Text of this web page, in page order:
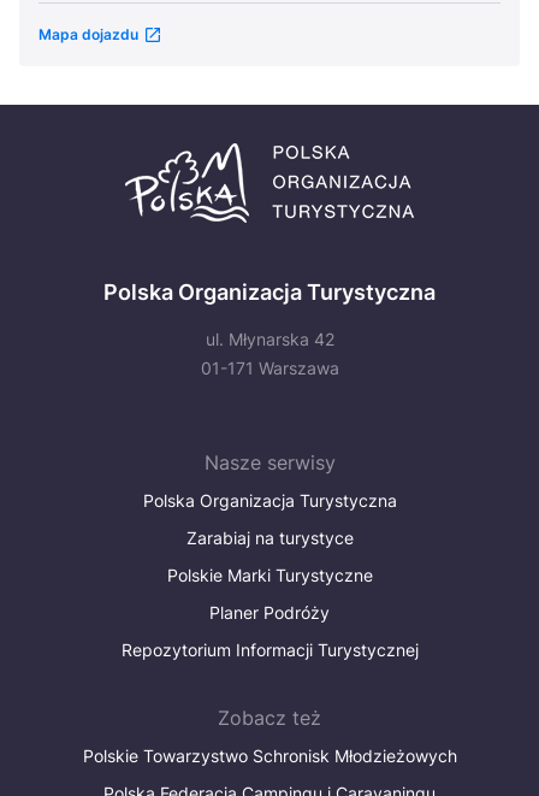
Mapa dojazdu
Polska Organizacja Turystyczna
ul. Młynarska 42
01-171 Warszawa
Nasze serwisy
Polska Organizacja Turystyczna
Zarabiaj na turystyce
Polskie Marki Turystyczne
Planer Podróży
Repozytorium Informacji Turystycznej
Zobacz też
Polskie Towarzystwo Schronisk Młodzieżowych